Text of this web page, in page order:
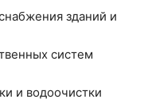
зданий и
систем
и водоочистки